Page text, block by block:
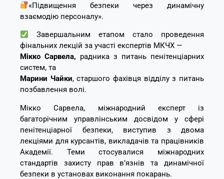
«Підвищення безпеки через динамічну
взаємодію персоналу».
Завершальним етапом стало проведення
фінальних лекцій за участі експертів МКЧХ —
Мікко Сарвела, радника з питань пенітенціарних
систем, та
Марини Чайки, старшого фахівця відділу з питань
позбавлення волі.
Мікко Сарвела, міжнародний експерт із
багаторічним управлінським досвідом у сфері
пенітенціарної безпеки, виступив з двома
лекціями для курсантів, викладачів та працівників
Академії. Теми стосувалися міжнародних
стандартів захисту прав в’язнів та динамічної
безпеки в установах виконання покарань.